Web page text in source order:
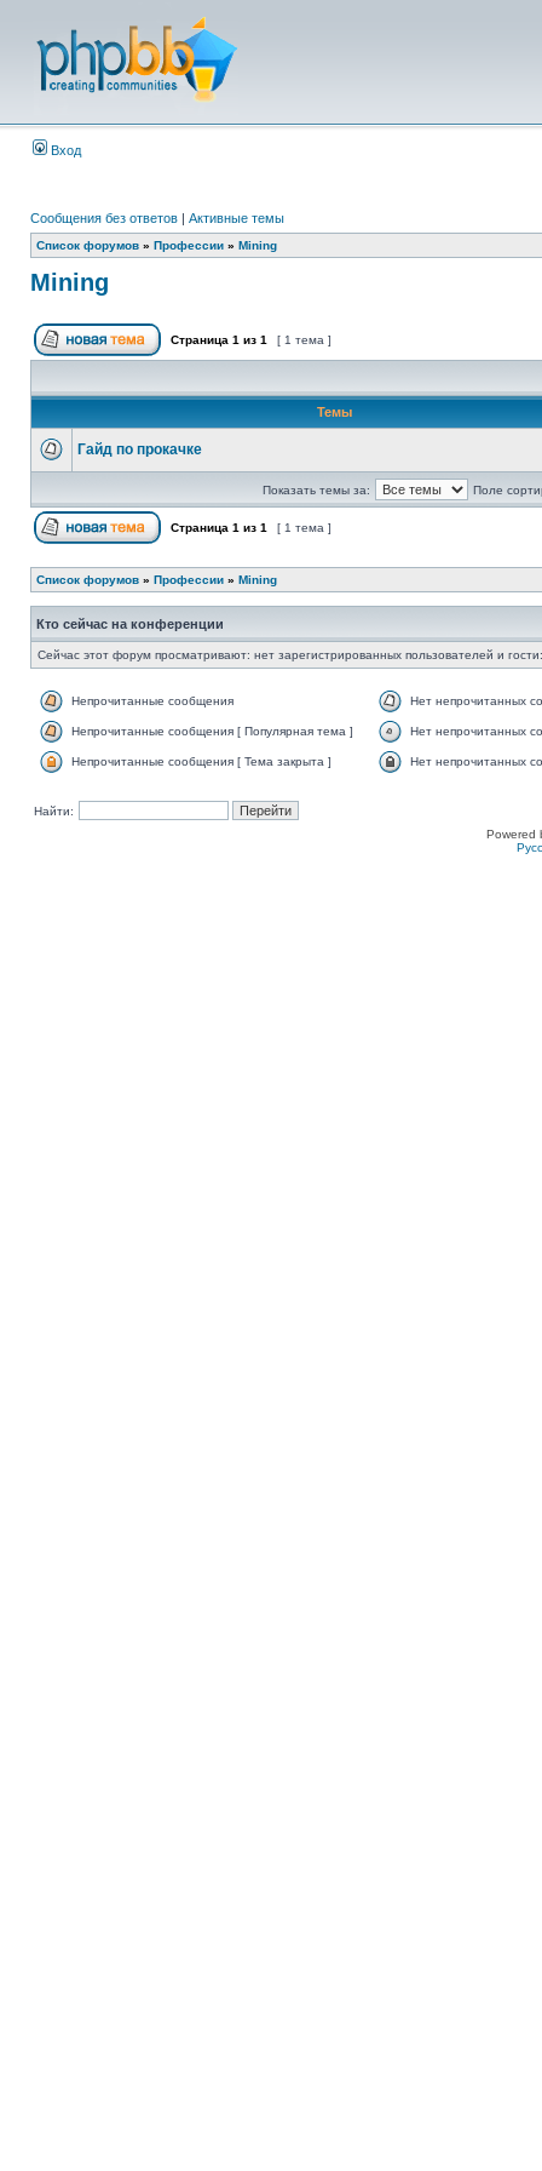
Вход
Сообщения без ответов | Активные темы
Список форумов » Профессии » Mining
Mining
Страница 1 из 1 [ 1 тема ]
Темы
Гайд по прокачке
Показать темы за: Поле
Страница 1 из 1 [ 1 тема ]
Список форумов » Профессии » Mining
Кто сейчас на конференции
Сейчас этот форум просматривают: нет зарегистрированных пользователей и
Непрочитанные сообщения Нет непрочитанных
Непрочитанные сообщения [ Популярная тема ] Нет непрочитанных
Непрочитанные сообщения [ Тема закрыта ] Нет непрочитанных
Найти:
Powered